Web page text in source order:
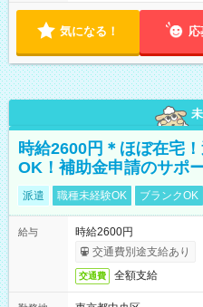
気になる！ 応
時給2600円＊ほぼ在宅
OK！補助金申請のサポ
派遣 職種未経験OK ブランクOK
給与
時給2600円
交通費別途支給あり
交通費 全額支給